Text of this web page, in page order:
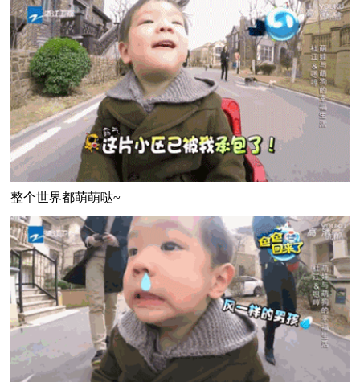
整个世界都萌萌哒~